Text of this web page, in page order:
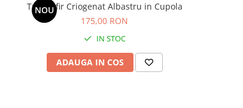
NOU
Trandafir Criogenat Albastru in Cupola
175,00 RON
IN STOC
ADAUGA IN COS